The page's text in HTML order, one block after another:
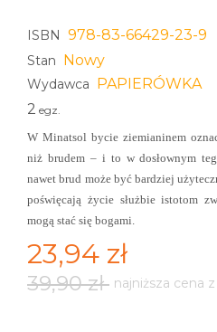
ISBN 978-83-66429-23-9
Stan Nowy
Wydawca PAPIERÓWKA
2 egz.
W Minatsol bycie ziemianinem
niż brudem – i to w dosłownym
nawet brud może być bardziej
poświęcają życie służbie istotom
mogą stać się bogami.
23,94 zł
39,90 zł najniższa cena